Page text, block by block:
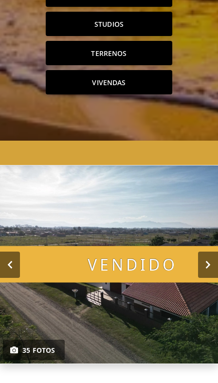
STUDIOS
TERRENOS
VIVENDAS
35 FOTOS
VENDIDO